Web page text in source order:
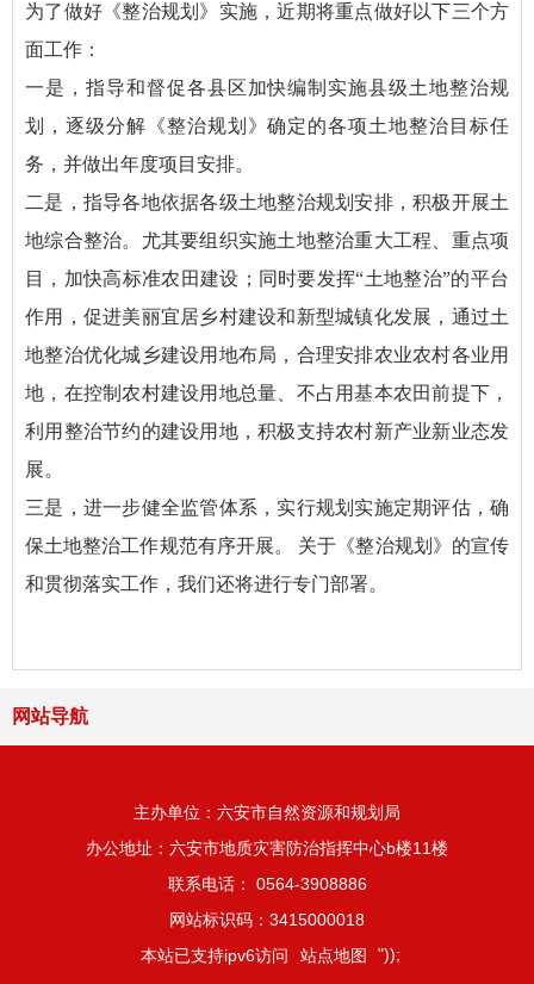
为了做好《整治规划》实施，近期将重点做好以下三个方
面工作：
一是，指导和督促各县区加快编制实施县级土地整治规
划，逐级分解《整治规划》确定的各项土地整治目标任
务，并做出年度项目安排。
二是，指导各地依据各级土地整治规划安排，积极开展土
地综合整治。尤其要组织实施土地整治重大工程、重点项
目，加快高标准农田建设；同时要发挥“土地整治”的平台
作用，促进美丽宜居乡村建设和新型城镇化发展，通过土
地整治优化城乡建设用地布局，合理安排农业农村各业用
地，在控制农村建设用地总量、不占用基本农田前提下，
利用整治节约的建设用地，积极支持农村新产业新业态发
展。
三是，进一步健全监管体系，实行规划实施定期评估，确
保土地整治工作规范有序开展。 关于《整治规划》的宣传
和贯彻落实工作，我们还将进行专门部署。
网站导航
主办单位：六安市自然资源和规划局
办公地址：六安市地质灾害防治指挥中心b楼11楼
联系电话： 0564-3908886
网站标识码：3415000018
本站已支持ipv6访问
站点地图 "));